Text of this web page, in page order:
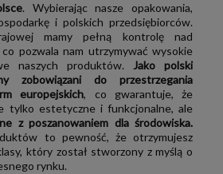
żenasze tacki na ciasta są w całości
. Wybierając nasze opakowania,
i polskich przedsiębiorców.
mamy pełną kontrolę nad
pozwala nam utrzymywać wysokie
naszych produktów.Jako polski
zobowiązani do przestrzegania
europejskich, co gwarantuje, że
tylko estetyczne i funkcjonalne, ale
z poszanowaniem dla środowiska.
to pewność, że otrzymujesz
który został stworzony z myślą o